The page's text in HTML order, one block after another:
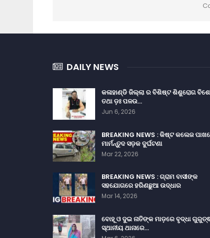
DAILY NEWS
କଳାହାଣ୍ଡି ଜିଲ୍ଲା ର ବିଶିଷ୍ଟ ଶିଶୁରୋଗ
ତଥା ଡ଼ଃ ପଳଉ…
Jun 6, 2026
BREAKING NEWS : କିଷ୍ଟ କଲେଜ
ମାର୍ମନ୍ତୁଦ ସଡ଼କ ଦୁର୍ଘଟଣା
Mar 22, 2026
BREAKING NEWS : ଗ୍ରାମ ବାସୀଙ୍କ
ସହଯୋଗରେ ହରିଣଛୁଆ ଉଦ୍ଧାର
Mar 14, 2026
ବୋହୂ ଓ ଦୁଇ ନାତିଙ୍କ ମାଡ଼ରେ ବୃଦ୍ଧା
ସ୍ଥାନୀୟ ଥାନାରେ…